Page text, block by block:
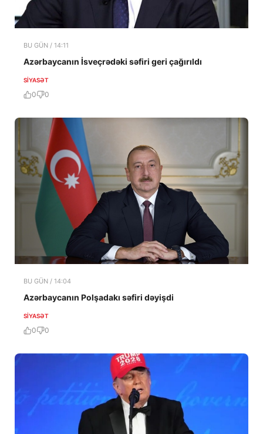
BU GÜN / 14:11
Azərbaycanın İsveçrədəki səfiri geri çağırıldı
SIYASƏT
0 0
BU GÜN / 14:04
Azərbaycanın Polşadakı səfiri dəyişdi
SIYASƏT
0 0